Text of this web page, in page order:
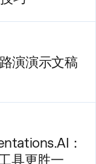
演演示文稿
：
具更胜一